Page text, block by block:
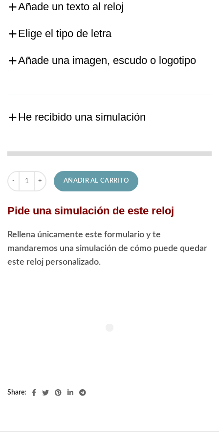
Añade un texto al reloj
Elige el tipo de letra
Añade una imagen, escudo o logotipo
He recibido una simulación
Reloj Lotus de Hombre 18938/3 Diver cantidad
AÑADIR AL CARRITO
Pide una simulación de este reloj
Rellena únicamente este formulario y te
mandaremos una simulación de cómo puede quedar
este reloj personalizado.
Share